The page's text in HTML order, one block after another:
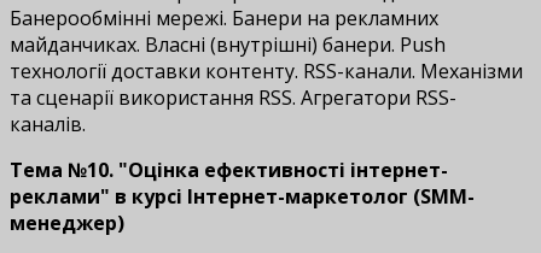
Банерообмінні мережі. Банери на рекламних
майданчиках. Власні (внутрішні) банери. Push
технології доставки контенту. RSS-канали. Механізми
та сценарії використання RSS. Агрегатори RSS-
каналів.
Тема №10. "Оцінка ефективності інтернет-
реклами" в курсі Інтернет-маркетолог (SMM-
менеджер)